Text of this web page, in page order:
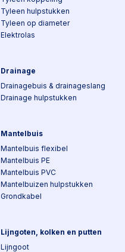
Tyleen hulpstukken
Tyleen op diameter
Elektrolas
Drainage
Drainagebuis & drainageslang
Drainage hulpstukken
Mantelbuis
Mantelbuis flexibel
Mantelbuis PE
Mantelbuis PVC
Mantelbuizen hulpstukken
Grondkabel
Lijngoten, kolken en putten
Lijngoot